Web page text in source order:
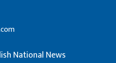
National News